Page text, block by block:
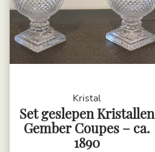
Kristal
Set geslepen Kristallen
Gember Coupes – ca.
1890